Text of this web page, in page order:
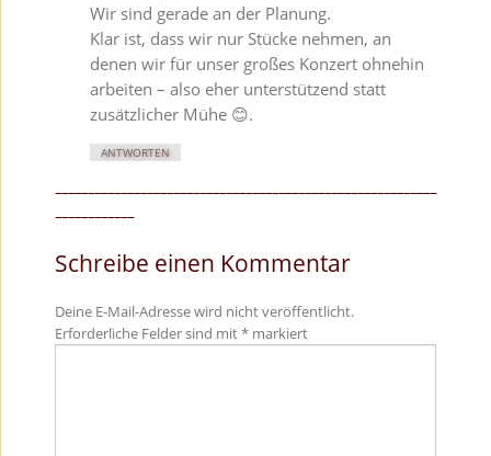
Wir sind gerade an der Planung.
Klar ist, dass wir nur Stücke nehmen, an
denen wir für unser großes Konzert ohnehin
arbeiten – also eher unterstützend statt
zusätzlicher Mühe 😊.
ANTWORTEN
Schreibe einen Kommentar
Deine E-Mail-Adresse wird nicht veröffentlicht.
Erforderliche Felder sind mit*markiert